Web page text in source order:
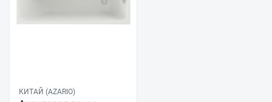
КИТАЙ (AZARIO)